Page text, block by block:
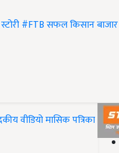
#FTBसफल किसानबाजार
वीडियोमासिक पत्रिका